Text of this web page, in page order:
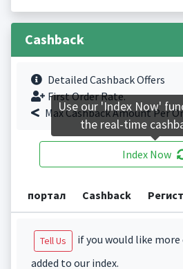
Cashback
Detailed Cashback Offers
First Order Rate.
Max Cashback Amount Per
Index Now
портал Cashback
Tell Us
if you would like
added to our index.
Use our 'Index Now'
the real-time